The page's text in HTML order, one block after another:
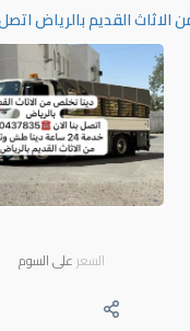
القديم بالرياض اتصل الان
السعر على السوم